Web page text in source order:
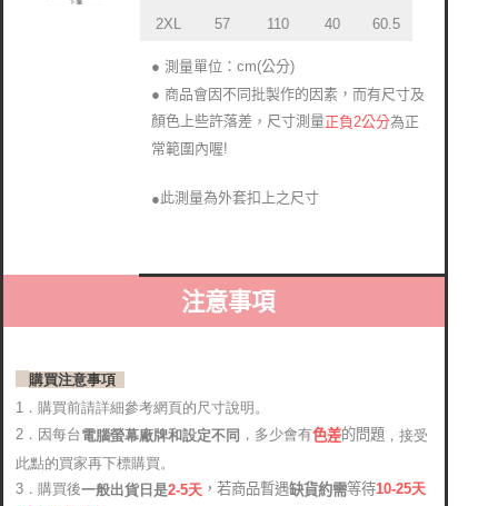
2XL 57 110 40 60.5
● 測量單位：cm(公分)
● 商品會因不同批製作的因素，而有尺寸及
顏色上些許落差 ， 尺寸測量正負2公分為正
常範圍內喔!
●此測量為外套扣上之尺寸
注意事項
購買注意事項
1．購買前請詳細參考網頁的尺寸說明。
2．因每台電腦螢幕廠牌和設定不同 ，多少會有色差的問題 ，接受
此點的買家再下標購買。
3．購買後一般出貨日是2-5天 ，若商品暫遇缺貨約需等待10-25天